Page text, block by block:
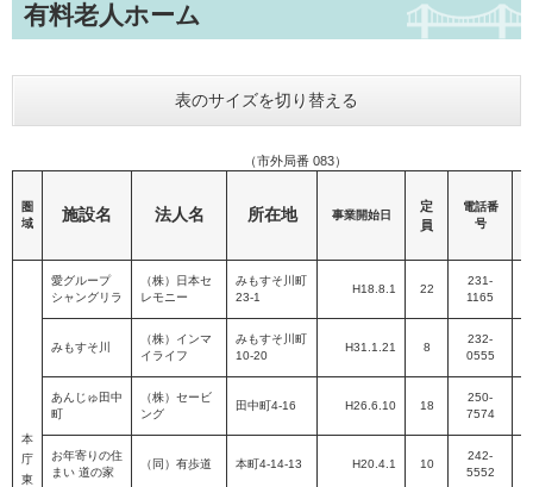
有料老人ホーム
表のサイズを切り替える
（市外局番 083）
圏
域
施設名 法人名 所在地 事業開始日
定
員
電話番
号
本
庁
東
愛グループ
シャングリラ
（株）日本セ
レモニー
みもすそ川町
23-1
H18.8.1 22
231-
1165
みもすそ川
（株）インマ
イライフ
みもすそ川町
10-20
H31.1.21 8
232-
0555
あんじゅ田中
町
（株）セービ
ング
田中町4-16 H26.6.10 18
250-
7574
お年寄りの住
まい 道の家
（同）有歩道 本町4-14-13 H20.4.1 10
242-
5552